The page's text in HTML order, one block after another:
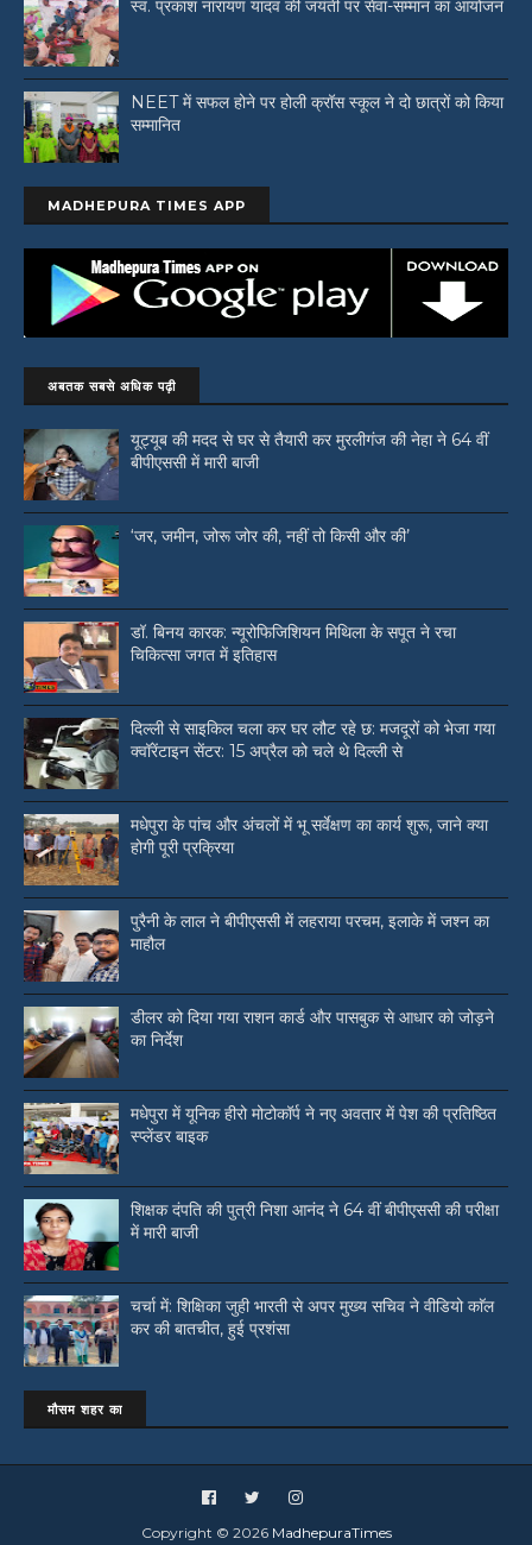
स्व. प्रकाश नारायण यादव की जयंती पर सेवा-सम्मान का आयोजन
NEET में सफल होने पर होली क्रॉस स्कूल ने दो छात्रों को किया
सम्मानित
MADHEPURA TIMES APP
अबतक सबसे अधिक पढ़ी
यूट्यूब की मदद से घर से तैयारी कर मुरलीगंज की नेहा ने 64 वीं
बीपीएससी में मारी बाजी
‘जर, जमीन, जोरू जोर की, नहीं तो किसी और की’
डॉ. बिनय कारक: न्यूरोफिजिशियन मिथिला के सपूत ने रचा
चिकित्सा जगत में इतिहास
दिल्ली से साइकिल चला कर घर लौट रहे छ: मजदूरों को भेजा गया
क्वॉरेंटाइन सेंटर: 15 अप्रैल को चले थे दिल्ली से
मधेपुरा के पांच और अंचलों में भू सर्वेक्षण का कार्य शुरू, जाने क्या
होगी पूरी प्रक्रिया
पुरैनी के लाल ने बीपीएससी में लहराया परचम, इलाके में जश्न का
माहौल
डीलर को दिया गया राशन कार्ड और पासबुक से आधार को जोड़ने
का निर्देश
मधेपुरा में यूनिक हीरो मोटोकॉर्प ने नए अवतार में पेश की प्रतिष्ठित
स्प्लेंडर बाइक
शिक्षक दंपति की पुत्री निशा आनंद ने 64 वीं बीपीएससी की परीक्षा
में मारी बाजी
चर्चा में: शिक्षिका जुही भारती से अपर मुख्य सचिव ने वीडियो काॅल
कर की बातचीत, हुई प्रशंसा
मौसम शहर का
Copyright © 2026 MadhepuraTimes